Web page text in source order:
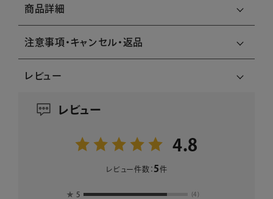
商品詳細
注意事項・キャンセル・返品
レビュー
レビュー
4.8
レビュー件数： 5件
★ 5 (4)